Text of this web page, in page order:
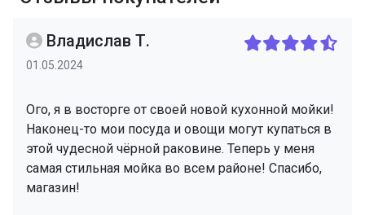
Владислав Т.
01.05.2024
Ого, я в восторге от своей новой кухонной мойки!
Наконец-то мои посуда и овощи могут купаться в
этой чудесной чёрной раковине. Теперь у меня
самая стильная мойка во всем районе! Спасибо,
магазин!